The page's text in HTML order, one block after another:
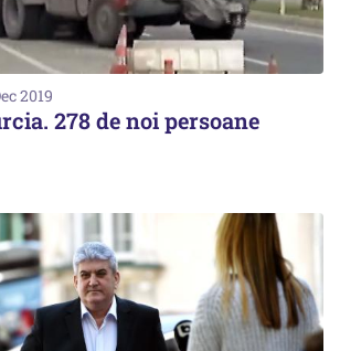
2019
278 de noi persoane